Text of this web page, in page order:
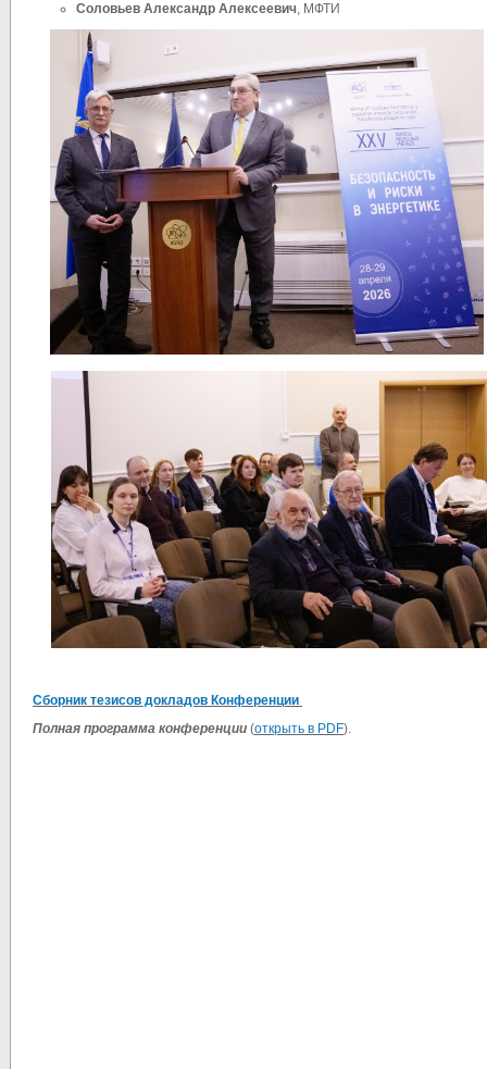
Соловьев Александр Алексеевич, МФТИ
Сборник тезисов докладов Конференции
Полная программа конференции (открыть в PDF).